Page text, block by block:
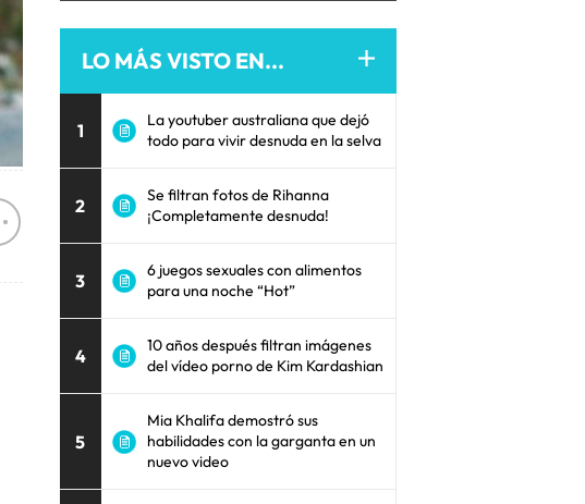
LO MÁS VISTO EN...
1
La youtuber australiana que dejó
todo para vivir desnuda en la selva
2
Se filtran fotos de Rihanna
¡Completamente desnuda!
3
6 juegos sexuales con alimentos
para una noche “Hot”
4
10 años después filtran imágenes
del vídeo porno de Kim Kardashian
5
Mia Khalifa demostró sus
habilidades con la garganta en un
nuevo video